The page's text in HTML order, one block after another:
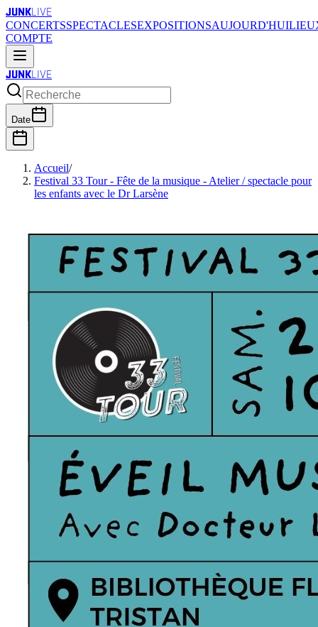
JUNKLIVE
CONCERTSSPECTACLESEXPOSITIONSAUJOURD'HUI
COMPTE
JUNKLIVE
Date
Accueil/
Festival 33 Tour - Fête de la musique - Atelier / spectacle pour
les enfants avec le Dr Larsène